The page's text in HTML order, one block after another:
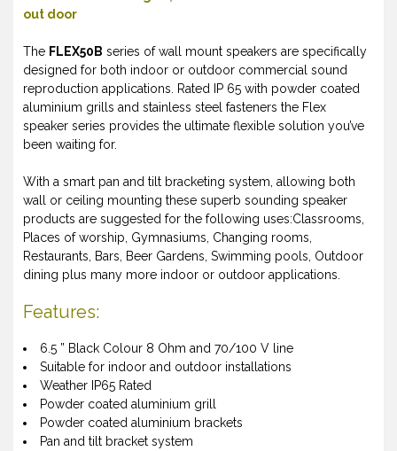
out door
The FLEX50B series of wall mount speakers are specifically
designed for both indoor or outdoor commercial sound
reproduction applications. Rated IP 65 with powder coated
aluminium grills and stainless steel fasteners the Flex
speaker series provides the ultimate flexible solution you’ve
been waiting for.
With a smart pan and tilt bracketing system, allowing both
wall or ceiling mounting these superb sounding speaker
products are suggested for the following uses:Classrooms,
Places of worship, Gymnasiums, Changing rooms,
Restaurants, Bars, Beer Gardens, Swimming pools, Outdoor
dining plus many more indoor or outdoor applications.
Features:
6.5 ” Black Colour 8 Ohm and 70/100 V line
Suitable for indoor and outdoor installations
Weather IP65 Rated
Powder coated aluminium grill
Powder coated aluminium brackets
Pan and tilt bracket system